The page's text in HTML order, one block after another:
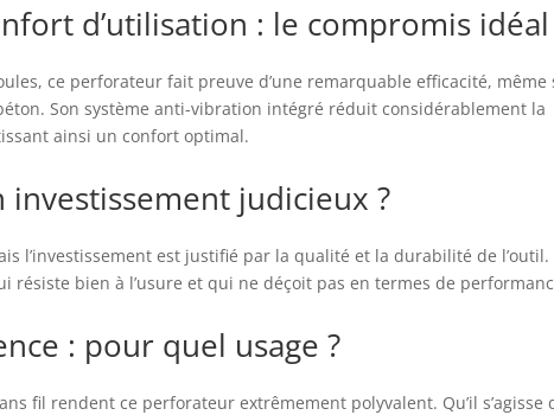
d’utilisation : le compromis idéal
ce perforateur fait preuve d’une remarquable efficacité, même
Son système anti-vibration intégré réduit considérablement la
ainsi un confort optimal.
judicieux ?
l’investissement est justifié par la qualité et la durabilité de l’outil.
résiste bien à l’usure et qui ne déçoit pas en termes de
: pour quel usage ?
fil rendent ce perforateur extrêmement polyvalent. Qu’il s’agisse